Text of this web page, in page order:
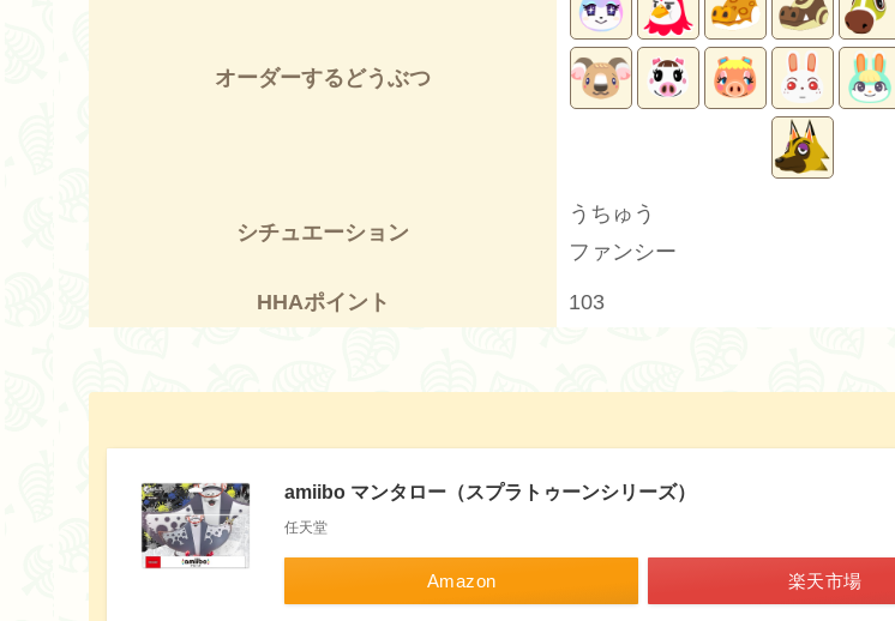
オーダーするどうぶつ
シチュエーション
うちゅう
ファンシー
HHAポイント 103
amiibo マンタロー（スプラトゥーンシリーズ）
任天堂
Amazon 楽天市場